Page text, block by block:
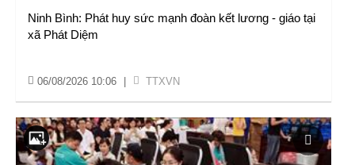
Ninh Bình: Phát huy sức mạnh đoàn kết lương - giáo tại
xã Phát Diệm
06/08/2026 10:06 TTXVN